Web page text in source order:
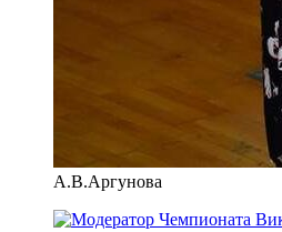
А.В.Аргунова